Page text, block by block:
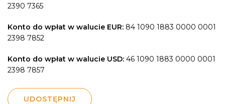
2390 7365
Konto do wpłat w walucie EUR: 84 1090 1883 0000 0001
2398 7852
Konto do wpłat w walucie USD: 46 1090 1883 0000 0001
2398 7857
UDOSTĘPNIJ